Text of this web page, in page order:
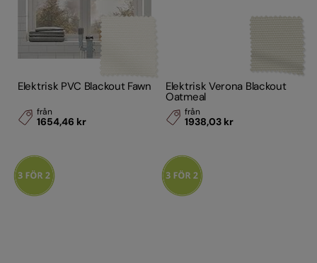
Elektrisk PVC Blackout Fawn
från
1654,46 kr
Elektrisk Verona Blackout
Oatmeal
från
1938,03 kr